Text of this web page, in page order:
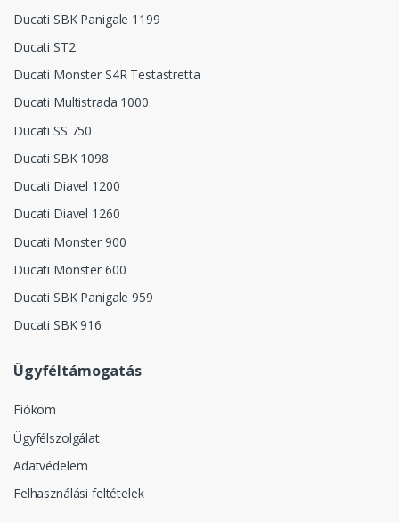
Ducati SBK Panigale 1199
Ducati ST2
Ducati Monster S4R Testastretta
Ducati Multistrada 1000
Ducati SS 750
Ducati SBK 1098
Ducati Diavel 1200
Ducati Diavel 1260
Ducati Monster 900
Ducati Monster 600
Ducati SBK Panigale 959
Ducati SBK 916
Ügyféltámogatás
Fiókom
Ügyfélszolgálat
Adatvédelem
Felhasználási feltételek